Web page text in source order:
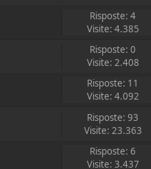
Risposte: 4
Visite: 4.385
Risposte: 0
Visite: 2.408
Risposte: 11
Visite: 4.092
Risposte: 93
Visite: 23.363
Risposte: 6
Visite: 3.437